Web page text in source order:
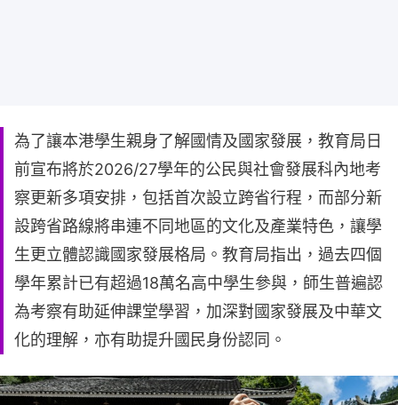
為了讓本港學生親身了解國情及國家發展，教育局日
前宣布將於2026/27學年的公民與社會發展科內地考
察更新多項安排，包括首次設立跨省行程，而部分新
設跨省路線將串連不同地區的文化及產業特色，讓學
生更立體認識國家發展格局。教育局指出，過去四個
學年累計已有超過18萬名高中學生參與，師生普遍認
為考察有助延伸課堂學習，加深對國家發展及中華文
化的理解，亦有助提升國民身份認同。